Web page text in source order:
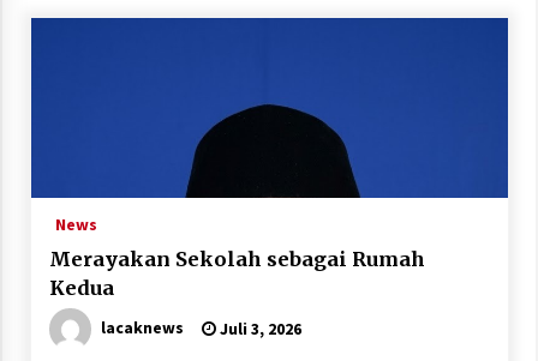
News
Merayakan Sekolah sebagai Rumah
Kedua
lacaknews Juli 3, 2026